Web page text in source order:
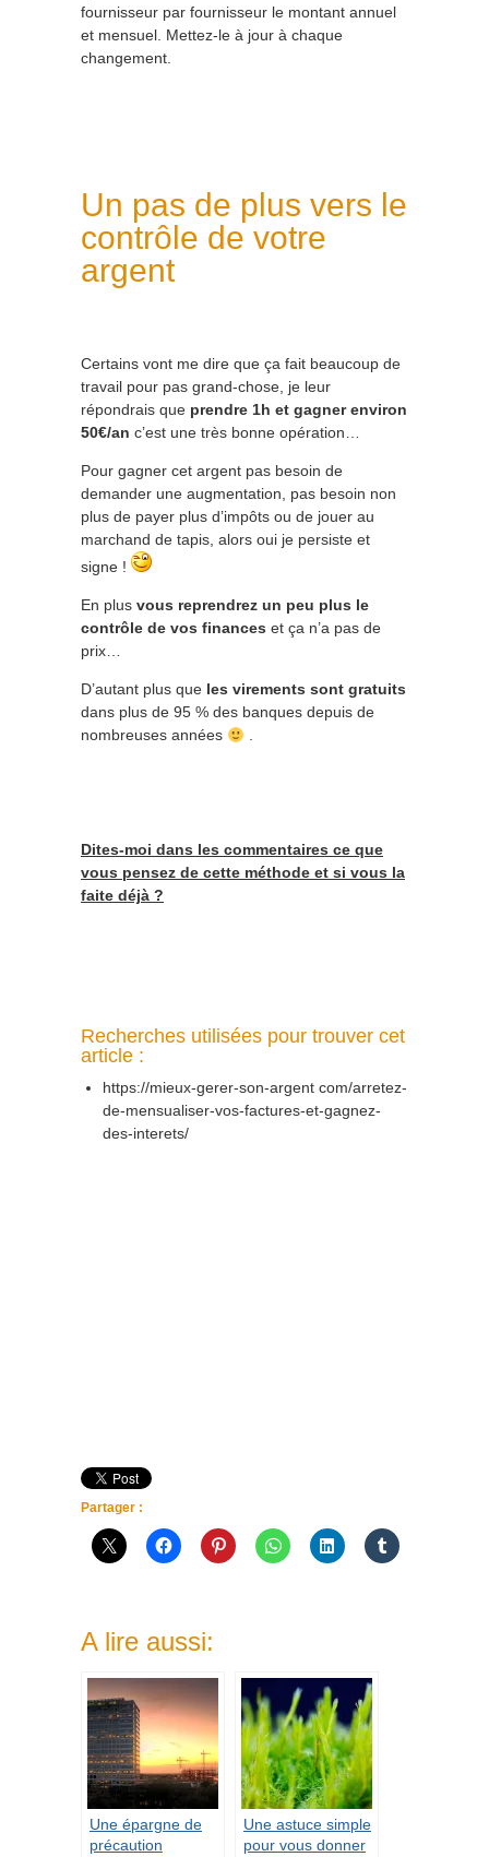
fournisseur par fournisseur le montant annuel
et mensuel. Mettez-le à jour à chaque
changement.
Un pas de plus vers le
contrôle de votre
argent
Certains vont me dire que ça fait beaucoup de
travail pour pas grand-chose, je leur
répondrais que prendre 1h et gagner environ
50€/an c’est une très bonne opération…
Pour gagner cet argent pas besoin de
demander une augmentation, pas besoin non
plus de payer plus d’impôts ou de jouer au
marchand de tapis, alors oui je persiste et
signe !
En plus vous reprendrez un peu plus le
contrôle de vos finances et ça n’a pas de
prix…
D’autant plus que les virements sont gratuits
dans plus de 95 % des banques depuis de
nombreuses années
.
Dites-moi dans les commentaires ce que
vous pensez de cette méthode et si vous la
faite déjà ?
Recherches utilisées pour trouver cet
article :
https://mieux-gerer-son-argent com/arretez-
de-mensualiser-vos-factures-et-gagnez-
des-interets/
Partager :
A lire aussi:
Une épargne de
précaution
Une astuce simple
pour vous donner